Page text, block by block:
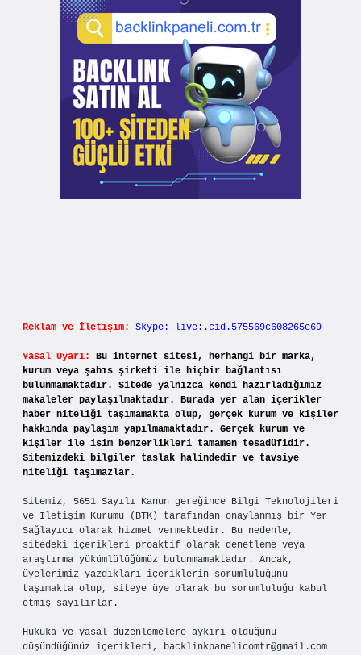
Reklam ve İletişim: Skype: live:.cid.575569c608265c69
Yasal Uyarı:
Bu internet sitesi, herhangi bir marka,
kurum veya şahıs şirketi ile hiçbir bağlantısı
bulunmamaktadır. Sitede yalnızca kendi hazırladığımız
makaleler paylaşılmaktadır. Burada yer alan içerikler
haber niteliği taşımamakta olup, gerçek kurum ve kişiler
hakkında paylaşım yapılmamaktadır. Gerçek kurum ve
kişiler ile isim benzerlikleri tamamen tesadüfidir.
Sitemizdeki bilgiler taslak halindedir ve tavsiye
niteliği taşımazlar.
Sitemiz, 5651 Sayılı Kanun gereğince Bilgi Teknolojileri
ve İletişim Kurumu (BTK) tarafından onaylanmış bir Yer
Sağlayıcı olarak hizmet vermektedir. Bu nedenle,
sitedeki içerikleri proaktif olarak denetleme veya
araştırma yükümlülüğümüz bulunmamaktadır. Ancak,
üyelerimiz yazdıkları içeriklerin sorumluluğunu
taşımakta olup, siteye üye olarak bu sorumluluğu kabul
etmiş sayılırlar.
Hukuka ve yasal düzenlemelere aykırı olduğunu
düşündüğünüz içerikleri, backlinkpanelicomtr@gmail.com